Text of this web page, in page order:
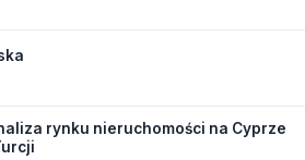
rynku nieruchomości na Cyprze